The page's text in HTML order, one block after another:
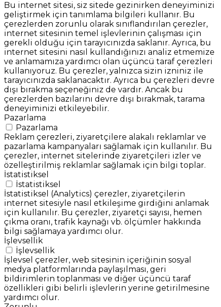
Bu internet sitesi, siz sitede gezinirken deneyiminizi
geliştirmek için tanımlama bilgileri kullanır. Bu
çerezlerden zorunlu olarak sınıflandırılan çerezler,
internet sitesinin temel işlevlerinin çalışması için
gerekli olduğu için tarayıcınızda saklanır. Ayrıca, bu
internet sitesini nasıl kullandığınızı analiz etmemize
ve anlamamıza yardımcı olan üçüncü taraf çerezleri
kullanıyoruz. Bu çerezler, yalnızca sizin izniniz ile
tarayıcınızda saklanacaktır. Ayrıca bu çerezleri devre
dışı bırakma seçeneğiniz de vardır. Ancak bu
çerezlerden bazılarını devre dışı bırakmak, tarama
deneyiminizi etkileyebilir.
Pazarlama
Pazarlama
Reklam çerezleri, ziyaretçilere alakalı reklamlar ve
pazarlama kampanyaları sağlamak için kullanılır. Bu
çerezler, internet sitelerinde ziyaretçileri izler ve
özelleştirilmiş reklamlar sağlamak için bilgi toplar.
İstatistiksel
İstatistiksel
İstatistiksel (Analytics) çerezler, ziyaretçilerin
internet sitesiyle nasıl etkileşime girdiğini anlamak
için kullanılır. Bu çerezler, ziyaretçi sayısı, hemen
çıkma oranı, trafik kaynağı vb. ölçümler hakkında
bilgi sağlamaya yardımcı olur.
İşlevsellik
İşlevsellik
İşlevsel çerezler, web sitesinin içeriğinin sosyal
medya platformlarında paylaşılması, geri
bildirimlerin toplanması ve diğer üçüncü taraf
özellikleri gibi belirli işlevlerin yerine getirilmesine
yardımcı olur.